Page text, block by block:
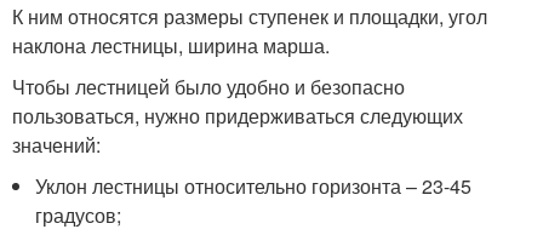
К ним относятся размеры ступенек и площадки, угол
наклона лестницы, ширина марша.
Чтобы лестницей было удобно и безопасно
пользоваться, нужно придерживаться следующих
значений:
Уклон лестницы относительно горизонта – 23-45
градусов;